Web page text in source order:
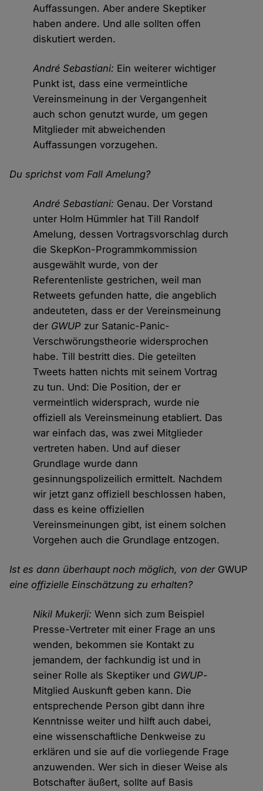
Auffassungen. Aber andere Skeptiker
haben andere. Und alle sollten offen
diskutiert werden.
André Sebastiani: Ein weiterer wichtiger
Punkt ist, dass eine vermeintliche
Vereinsmeinung in der Vergangenheit
auch schon genutzt wurde, um gegen
Mitglieder mit abweichenden
Auffassungen vorzugehen.
Du sprichst vom Fall Amelung?
André Sebastiani: Genau. Der Vorstand
unter Holm Hümmler hat Till Randolf
Amelung, dessen Vortragsvorschlag durch
die SkepKon-Programmkommission
ausgewählt wurde, von der
Referentenliste gestrichen, weil man
Retweets gefunden hatte, die angeblich
andeuteten, dass er der Vereinsmeinung
der GWUP zur Satanic-Panic-
Verschwörungstheorie widersprochen
habe. Till bestritt dies. Die geteilten
Tweets hatten nichts mit seinem Vortrag
zu tun. Und: Die Position, der er
vermeintlich widersprach, wurde nie
offiziell als Vereinsmeinung etabliert. Das
war einfach das, was zwei Mitglieder
vertreten haben. Und auf dieser
Grundlage wurde dann
gesinnungspolizeilich ermittelt. Nachdem
wir jetzt ganz offiziell beschlossen haben,
dass es keine offiziellen
Vereinsmeinungen gibt, ist einem solchen
Vorgehen auch die Grundlage entzogen.
Ist es dann überhaupt noch möglich, von der GWUP
eine offizielle Einschätzung zu erhalten?
Nikil Mukerji: Wenn sich zum Beispiel
Presse-Vertreter mit einer Frage an uns
wenden, bekommen sie Kontakt zu
jemandem, der fachkundig ist und in
seiner Rolle als Skeptiker und GWUP-
Mitglied Auskunft geben kann. Die
entsprechende Person gibt dann ihre
Kenntnisse weiter und hilft auch dabei,
eine wissenschaftliche Denkweise zu
erklären und sie auf die vorliegende Frage
anzuwenden. Wer sich in dieser Weise als
Botschafter äußert, sollte auf Basis